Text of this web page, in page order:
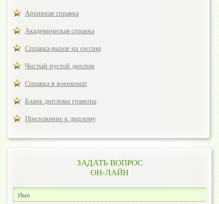
Архивная справка
Академическая справка
Справка-вызов на сессию
Чистый пустой диплом
Справка в военкомат
Бланк диплома грамоты
Приложение к диплому
ЗАДАТЬ ВОПРОС
ОН-ЛАЙН